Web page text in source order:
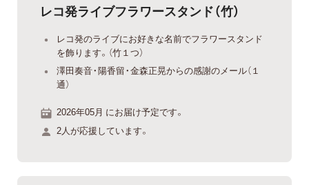
レコ発ライブフラワースタンド（竹）
レコ発のライブにお好きな名前でフラワースタンド
を飾ります。（竹１つ）
澤田奏音・陽香留・金森正晃からの感謝のメール（１
通）
2026年05月 にお届け予定です。
2人が応援しています。